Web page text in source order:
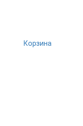
Корзина